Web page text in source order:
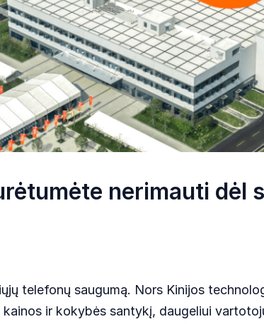
nerimauti dėl
telefonų saugumą. Nors Kinijos
ir kokybės santykį, daugeliui